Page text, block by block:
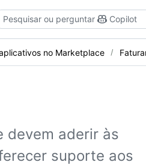
Pesquisar ou perguntar Copilot
no Marketplace
devem aderir às
suporte aos